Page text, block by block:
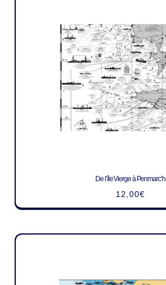
De l’île Vierge à Penmarc’h
12,00€